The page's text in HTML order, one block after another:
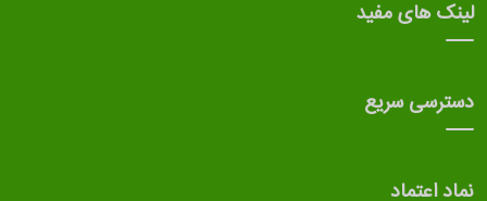
لینک های مفید
دسترسی سریع
نماد اعتماد